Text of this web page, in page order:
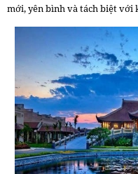
mới, yên bình và tách biệt với